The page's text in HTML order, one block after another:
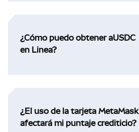
¿Cómo puedo obtener aUSDC
en Linea?
¿El uso de la tarjeta MetaMask
afectará mi puntaje crediticio?